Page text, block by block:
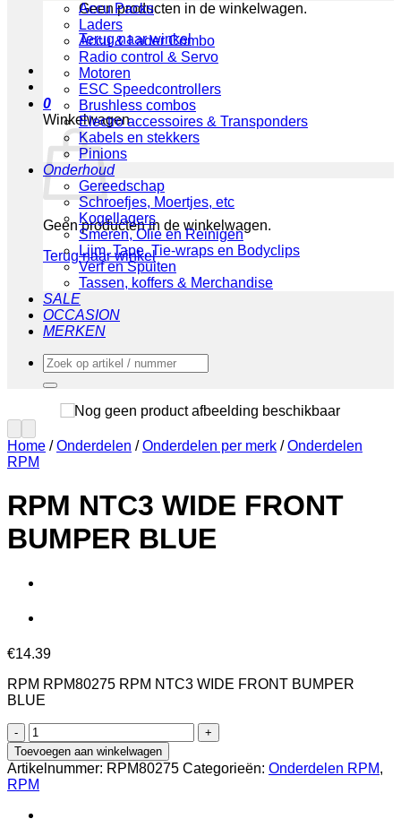
Geen producten in de winkelwagen.
Terug naar winkel
0
Winkelwagen
Geen producten in de winkelwagen.
Terug naar winkel
Accu Packs
Laders
Accu & Lader Combo
Radio control & Servo
Motoren
ESC Speedcontrollers
Brushless combos
Electro accessoires & Transponders
Kabels en stekkers
Pinions
Onderhoud
Gereedschap
Schroefjes, Moertjes, etc
Kogellagers
Smeren, Olie en Reinigen
Lijm, Tape, Tie-wraps en Bodyclips
Verf en Spuiten
Tassen, koffers & Merchandise
SALE
OCCASION
MERKEN
Zoeken
naar:
Home / Onderdelen / Onderdelen per merk / Onderdelen
RPM
RPM NTC3 WIDE FRONT
BUMPER BLUE
€14.39
RPM RPM80275 RPM NTC3 WIDE FRONT BUMPER
BLUE
RPM
NTC3
WIDE
FRONT
BUMPER
BLUE
Toevoegen aan winkelwagen
Artikelnummer: RPM80275 Categorieën: Onderdelen RPM,
RPM